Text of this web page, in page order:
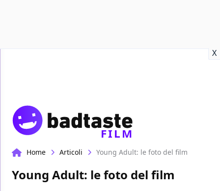
X
FILM
Home Articoli Young Adult: le foto del film
Young Adult: le foto del film